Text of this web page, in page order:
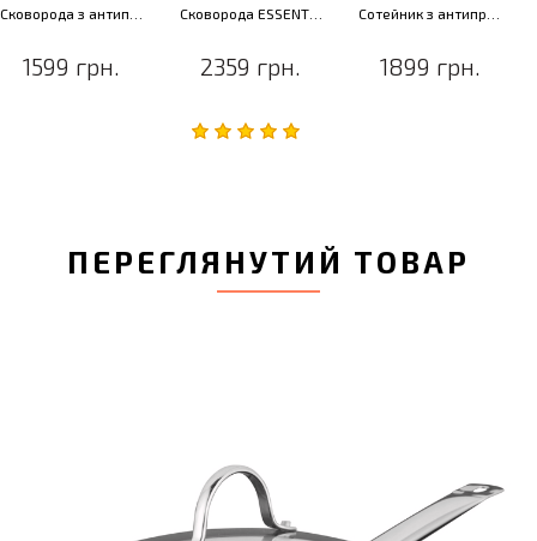
1599 грн.
Сковорода ESSENTIALS COMFORT, діам. 28 см, 3,6 л
2359 грн. 1899 грн.
ПЕРЕГЛЯНУТИЙ ТОВАР